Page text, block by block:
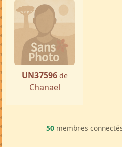
UN37596 de
Chanael
50 membres